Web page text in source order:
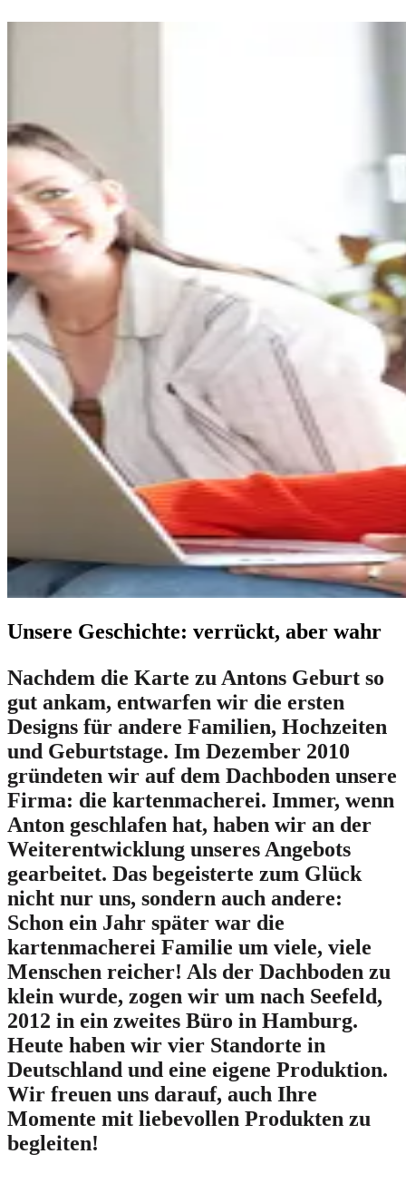
Unsere Geschichte: verrückt, aber wahr
Nachdem die Karte zu Antons Geburt so
gut ankam, entwarfen wir die ersten
Designs für andere Familien, Hochzeiten
und Geburtstage. Im Dezember 2010
gründeten wir auf dem Dachboden unsere
Firma: die kartenmacherei. Immer, wenn
Anton geschlafen hat, haben wir an der
Weiterentwicklung unseres Angebots
gearbeitet. Das begeisterte zum Glück
nicht nur uns, sondern auch andere:
Schon ein Jahr später war die
kartenmacherei Familie um viele, viele
Menschen reicher! Als der Dachboden zu
klein wurde, zogen wir um nach Seefeld,
2012 in ein zweites Büro in Hamburg.
Heute haben wir vier Standorte in
Deutschland und eine eigene Produktion.
Wir freuen uns darauf, auch Ihre
Momente mit liebevollen Produkten zu
begleiten!